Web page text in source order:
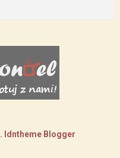
. Idntheme Blogger